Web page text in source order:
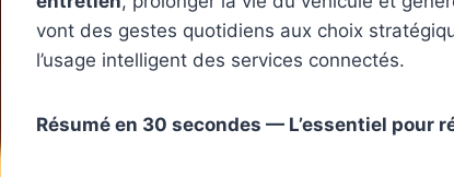
vont des gestes quotidiens aux choix
l’usage intelligent des services connectés.
Résumé en 30 secondes — L’essentiel pour